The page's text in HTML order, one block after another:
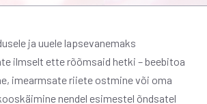
ja uuele lapsevanemaks
ilmselt ette rõõmsaid hetki – beebitoa
imearmsate riiete ostmine või oma
nendel esimestel õndsatel